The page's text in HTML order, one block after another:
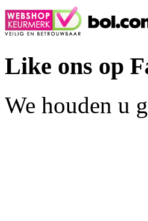
Like ons op
We houden u